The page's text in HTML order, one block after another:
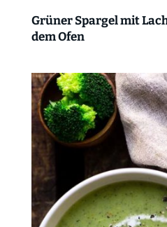
Grüner Spargel mit
dem Ofen